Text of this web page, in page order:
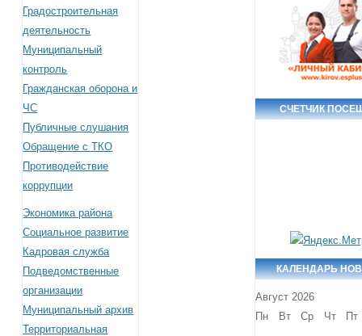
Градостроительная
деятельность
Муниципальный
контроль
Гражданская оборона и
ЧС
Публичные слушания
Обращение с ТКО
Противодействие
коррупции
Экономика района
Социальное развитие
Кадровая служба
Подведомственные
организации
Муниципальный архив
Территориальная
СЧЕТЧИК
КАЛЕНДАРЬ
Август 2026
Пн
Вт Ср Чт Пт